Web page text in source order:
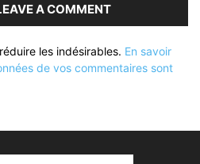
A COMMENT
les indésirables. En savoir
de vos commentaires sont